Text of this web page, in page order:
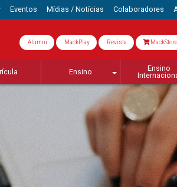
Eventos Mídias / Notícias Colaboradores
Alumni MackPlay Revista MackStore
Ensino
Ensino